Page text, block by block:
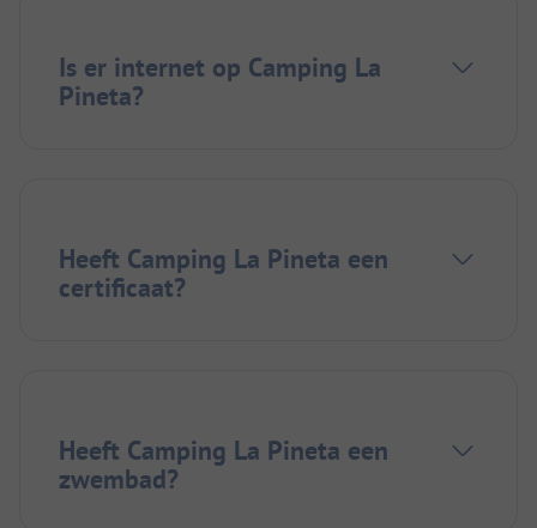
Is er internet op Camping La
Pineta?
Heeft Camping La Pineta een
certificaat?
Heeft Camping La Pineta een
zwembad?